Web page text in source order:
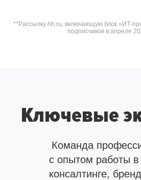
**Рассылку hh.ru, включающую блок «ИТ-
подписчиков в апреле
Ключевые
Команда
с опытом работы в
консалтинге,